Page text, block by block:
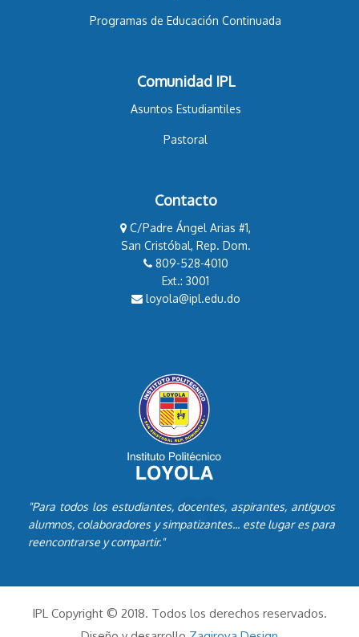
Programas de Educación Continuada
Comunidad IPL
Asuntos Estudiantiles
Pastoral
Contacto
C/Padre Ángel Arias #1,
San Cristóbal, Rep. Dom.
809-528-4010
Ext.: 3001
loyola@ipl.edu.do
"Para todos los estudiantes, docentes, aspirantes, antiguos
alumnos, colaboradores y simpatizantes... este lugar es para
reencontrarse y compartir."
IPL Copyright © 2018. Todos los derechos reservados.